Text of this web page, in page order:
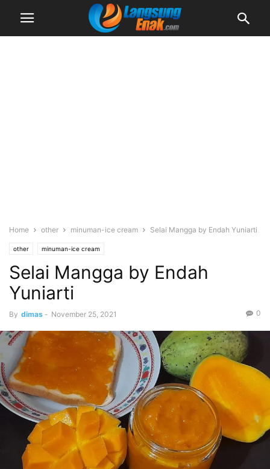
Home other minuman-ice cream Selai Mangga by Endah Yuniarti
other minuman-ice cream
Selai Mangga by Endah
Yuniarti
By dimas - November 25, 2021 0